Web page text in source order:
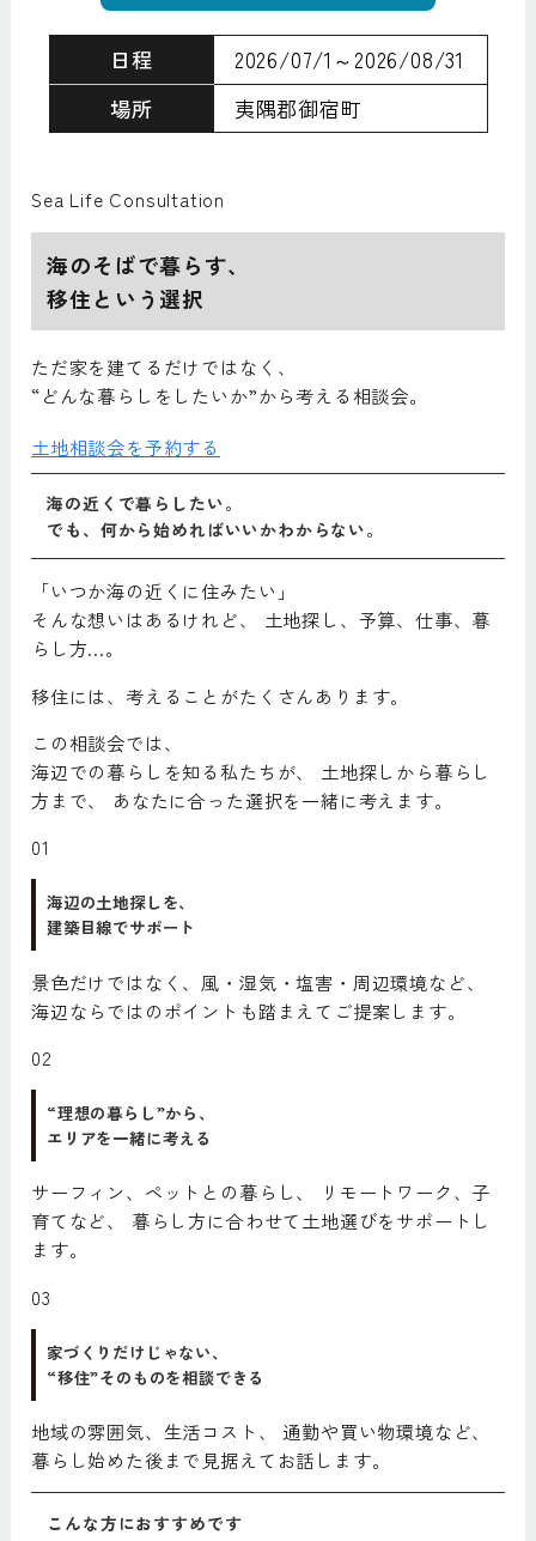
日程
2026/07/1～2026/08/31
場所
夷隅郡御宿町
Sea Life Consultation
海のそばで暮らす、
移住という選択
ただ家を建てるだけではなく、
“どんな暮らしをしたいか”から考える相談会。
土地相談会を予約する
海の近くで暮らしたい。
でも、何から始めればいいかわからない。
「いつか海の近くに住みたい」
そんな想いはあるけれど、 土地探し、予算、仕事、暮
らし方…。
移住には、考えることがたくさんあります。
この相談会では、
海辺での暮らしを知る私たちが、 土地探しから暮らし
方まで、 あなたに合った選択を一緒に考えます。
01
海辺の土地探しを、
建築目線でサポート
景色だけではなく、風・湿気・塩害・周辺環境など、
海辺ならではのポイントも踏まえてご提案します。
02
“理想の暮らし”から、
エリアを一緒に考える
サーフィン、ペットとの暮らし、 リモートワーク、子
育てなど、 暮らし方に合わせて土地選びをサポートし
ます。
03
家づくりだけじゃない、
“移住”そのものを相談できる
地域の雰囲気、生活コスト、 通勤や買い物環境など、
暮らし始めた後まで見据えてお話します。
こんな方におすすめです